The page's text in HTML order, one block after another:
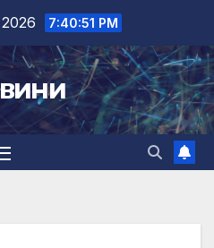
7:40:52 PM